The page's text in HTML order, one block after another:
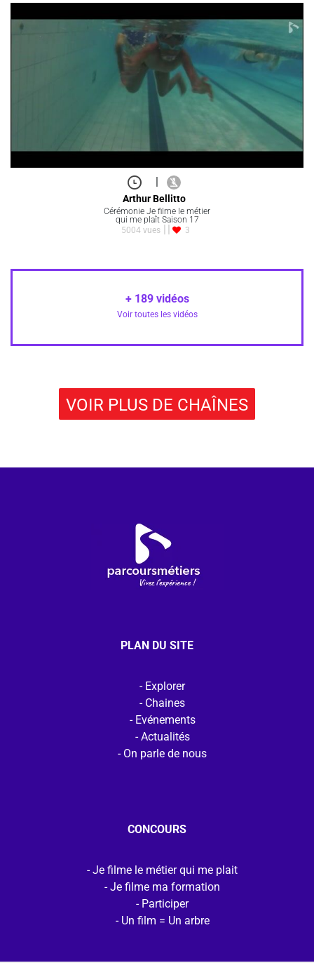
Arthur Bellitto
Cérémonie Je filme le métier
qui me plaît Saison 17
5004 vues
3
+ 189vidéos
Voir toutes les vidéos
VOIR PLUS DE CHAÎNES
PLAN DU SITE
Explorer
Chaines
Evénements
Actualités
On parle de nous
CONCOURS
Je filme le métier qui me plait
Je filme ma formation
Participer
Un film = Un arbre